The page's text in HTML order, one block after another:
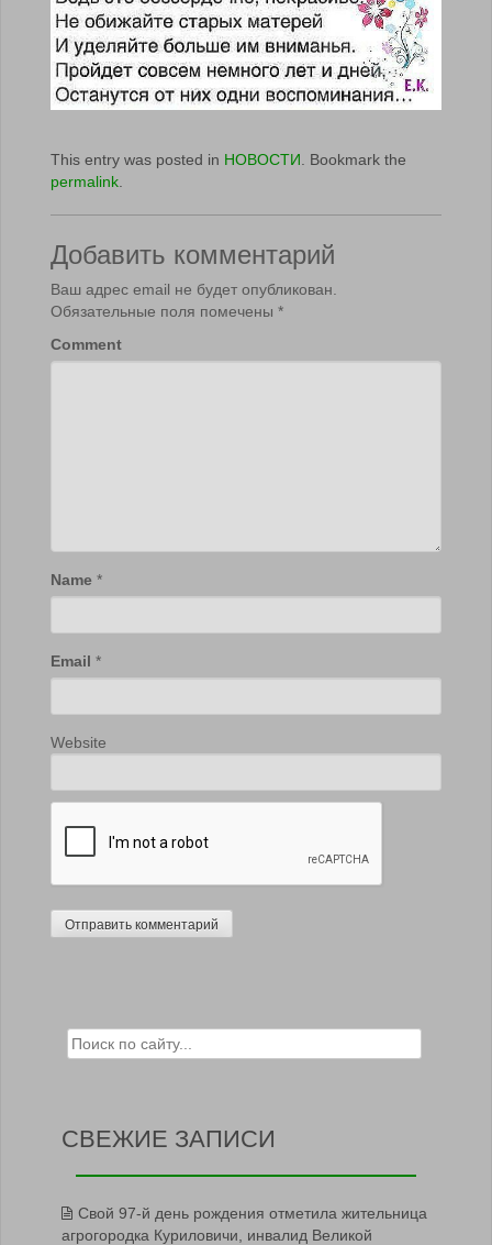
This entry was posted in НОВОСТИ . Bookmark the
permalink
Добавить комментарий
Ваш адрес email не будет опубликован.
Обязательные поля помечены *
Comment
Name *
Email *
Website
Search for:
СВЕЖИЕ ЗАПИСИ
Свой 97-й день рождения отметила жительница
агрогородка Куриловичи, инвалид Великой